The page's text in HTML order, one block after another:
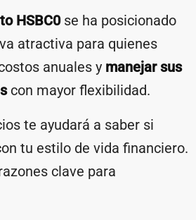
HSBC0se ha posicionado
atractiva para quienes
anuales y manejar sus
con mayor flexibilidad.
te ayudará a saber si
tu estilo de vida financiero.
clave para